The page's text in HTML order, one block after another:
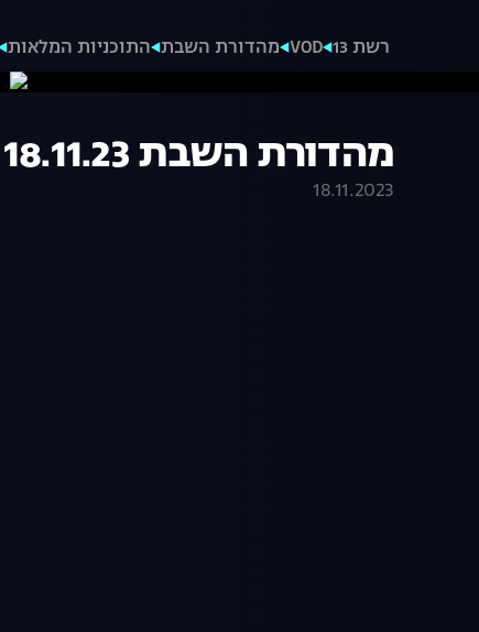
רשת 13 VOD מהדורת השבת התוכניות המלאות
מהדורת השבת 18.11.23 - המהדורה המלאה
18.11.2023